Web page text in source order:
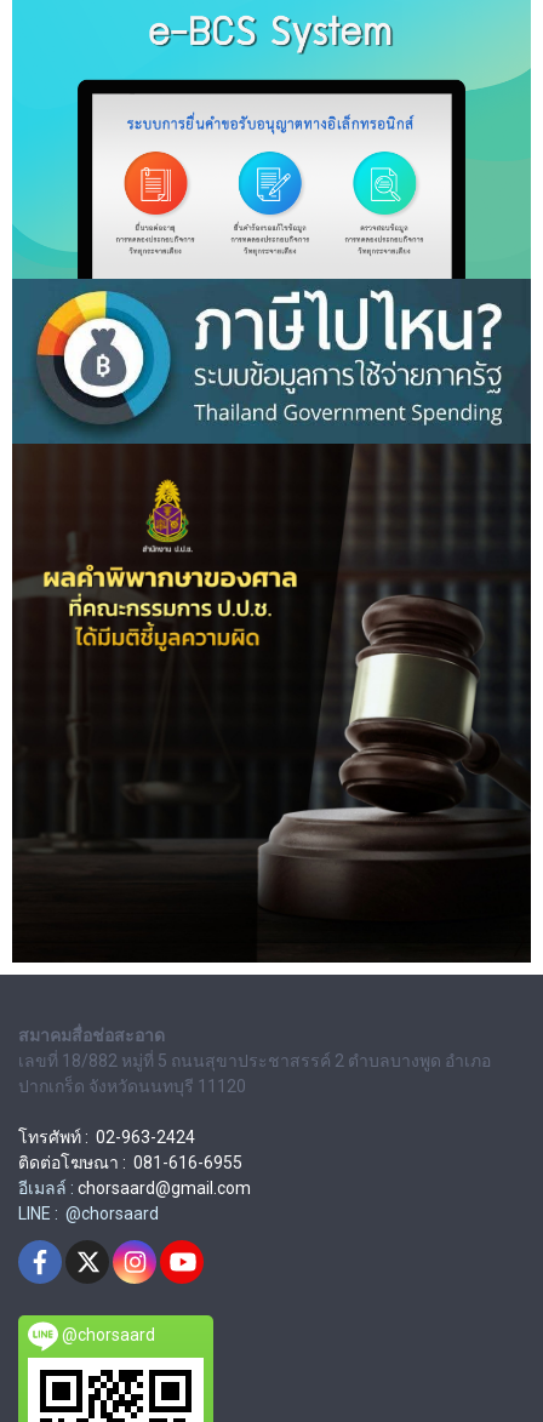
สมาคมสื่อช่อสะอาด
เลขที่ 18/882 หมู่ที่ 5 ถนนสุขาประชาสรรค์ 2 ตำบลบางพูด อำเภอ
ปากเกร็ด จังหวัดนนทบุรี 11120
โทรศัพท์ : 02-963-2424
ติดต่อโฆษณา : 081-616-6955
อีเมลล์ : chorsaard@gmail.com
LINE : @chorsaard
@chorsaard